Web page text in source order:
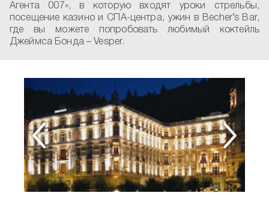
Агента 007», в которую входят уроки стрельбы,
посещение казино и СПА-центра, ужин в Becher’s Bar,
где вы можете попробовать любимый коктейль
Джеймса Бонда – Vesper.